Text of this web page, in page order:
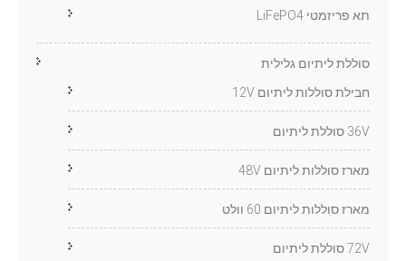
תא פריזמטי LiFePO4
סוללת ליתיום גלילית
חבילת סוללות ליתיום 12V
36V סוללת ליתיום
מארז סוללות ליתיום 48V
מארז סוללות ליתיום 60 וולט
72V סוללת ליתיום